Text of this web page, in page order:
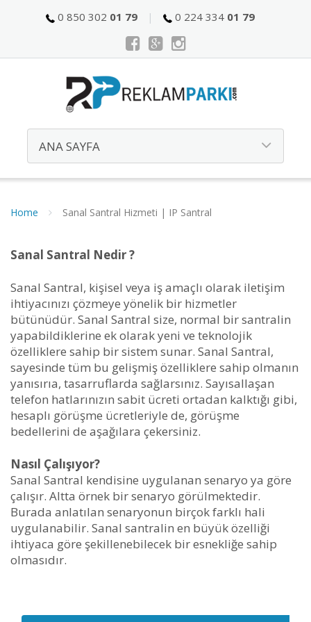
0 850 302 01 79 0 224 334 01 79
Home Sanal Santral Hizmeti | IP Santral
Sanal Santral Nedir ?
Sanal Santral, kişisel veya iş amaçlı olarak iletişim
ihtiyacınızı çözmeye yönelik bir hizmetler
bütünüdür. Sanal Santral size, normal bir santralin
yapabildiklerine ek olarak yeni ve teknolojik
özelliklere sahip bir sistem sunar. Sanal Santral,
sayesinde tüm bu gelişmiş özelliklere sahip olmanın
yanısırıa, tasarruflarda sağlarsınız. Sayısallaşan
telefon hatlarınızın sabit ücreti ortadan kalktığı gibi,
hesaplı görüşme ücretleriyle de, görüşme
bedellerini de aşağılara çekersiniz.
Nasıl Çalışıyor?
Sanal Santral kendisine uygulanan senaryo ya göre
çalışır. Altta örnek bir senaryo görülmektedir.
Burada anlatılan senaryonun birçok farklı hali
uygulanabilir. Sanal santralin en büyük özelliği
ihtiyaca göre şekillenebilecek bir esnekliğe sahip
olmasıdır.